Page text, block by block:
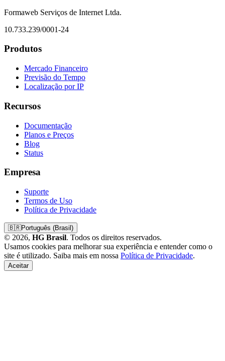
Formaweb Serviços de Internet Ltda.
10.733.239/0001-24
Produtos
Mercado Financeiro
Previsão do Tempo
Localização por IP
Recursos
Documentação
Planos e Preços
Blog
Status
Empresa
Suporte
Termos de Uso
Política de Privacidade
🇧🇷Português (Brasil)
© 2026, HG Brasil. Todos os direitos reservados.
Usamos cookies para melhorar sua experiência e entender como o
site é utilizado. Saiba mais em nossa Política de Privacidade.
Aceitar